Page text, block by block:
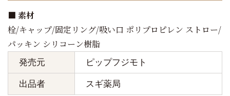
■ 素材
栓/キャップ/固定リング/吸い口 ポリプロピレン ストロー/
パッキン シリコーン樹脂
発売元 ピップフジモト
出品者 スギ薬局